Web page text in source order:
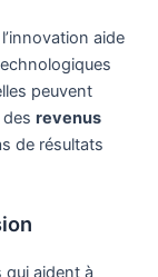
aide
peuvent
revenus
de résultats
qui aident à